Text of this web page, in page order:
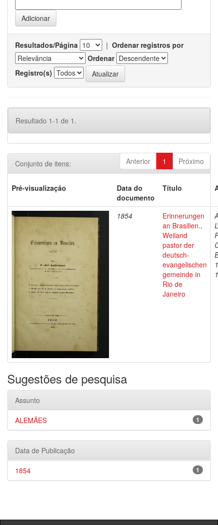
Resultados/Página | Ordenar registros por
Ordenar
Registro(s)
Resultado 1-1 de 1.
Anterior 1 Próximo
Conjunto de itens:
Pré-visualização
Data do
documento
Título
1854
Erinnerungen
an Brasilien.,
Weiland
pastor der
deutsch-
evangelischen
gemeinde in
Rio de
Janeiro
Sugestões de pesquisa
Assunto
1
ALEMÃES
Data de Publicação
1
1854